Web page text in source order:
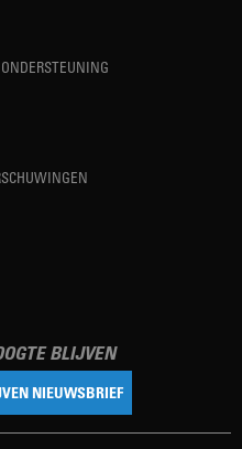
BLIJVEN
NIEUWSBRIEF